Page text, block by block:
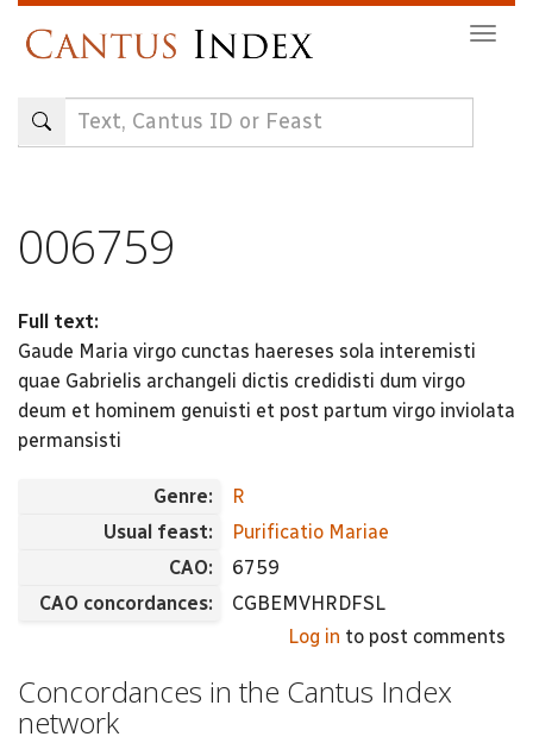
content
006759
Full text:
Gaude Maria virgo cunctas haereses sola interemisti
quae Gabrielis archangeli dictis credidisti dum virgo
deum et hominem genuisti et post partum virgo inviolata
permansisti
Genre:
R
Usual feast:
Purificatio Mariae
CAO:
6759
CAO concordances:
CGBEMVHRDFSL
Log in to post comments
Concordances in the Cantus Index
network